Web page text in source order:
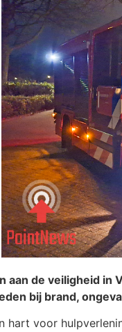
aan de veiligheid
bij brand,
hart voor